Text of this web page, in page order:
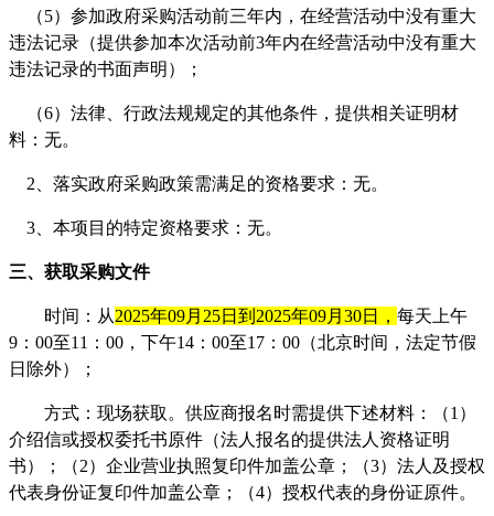
（5）参加政府采购活动前三年内，在经营活动中没有重大
违法记录（提供参加本次活动前3年内在经营活动中没有重大
违法记录的书面声明）；
（6）法律、行政法规规定的其他条件，提供相关证明材
料：无。
2、 落实政府采购政策需满足的资格要求： 无。
3、 本项目的特定资格要求： 无。
三、获取采购文件
时间：从2025年09月25日到2025年09月30日， 每天上午
9：00至11：00，下午14：00至17：00（北京时间，法定节假
日除外）；
方式：现场获取。供应商报名时需提供下述材料：（1）
介绍信或授权委托书原件（法人报名的提供法人资格证明
书）；（2）企业营业执照复印件加盖公章；（3）法人及授权
代表身份证复印件加盖公章；（4）授权代表的身份证原件。